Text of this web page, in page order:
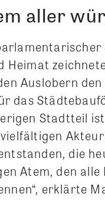
aller
Heimat
Auslobern
das
Stadtteil
die
Atem, den
erklärte